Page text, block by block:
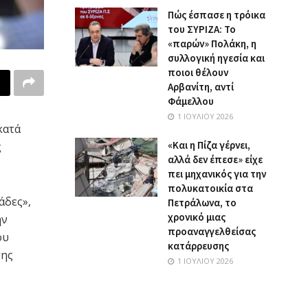
Πώς έσπασε η τρόικα
του ΣΥΡΙΖΑ: Το
«παρών» Πολάκη, η
συλλογική ηγεσία και
ποιοι θέλουν
Αρβανίτη, αντί
Φάμελλου
1 ΙΟΥΛΊΟΥ 2026
«Και η Πίζα γέρνει,
αλλά δεν έπεσε» είχε
πει μηχανικός για την
πολυκατοικία στα
Πετράλωνα, το
χρονικό μιας
προαναγγελθείσας
κατάρρευσης
1 ΙΟΥΛΊΟΥ 2026